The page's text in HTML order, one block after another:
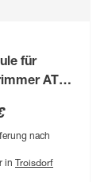
für
AT
nach
in Troisdorf